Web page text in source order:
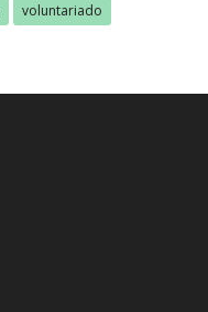
voluntariado